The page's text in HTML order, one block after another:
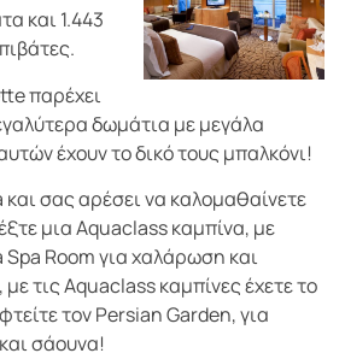
και 1.443
παρέχει
δωμάτια με μεγάλα
έχουν το δικό τους μπαλκόνι!
και σας αρέσει να καλομαθαίνετε
μια Aquaclass καμπίνα, με
Room για χαλάρωση και
τις Aquaclass καμπίνες έχετε το
τον Persian Garden, για
σάουνα!